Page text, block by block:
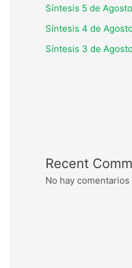
Síntesis 5 de Agosto
Síntesis 4 de
Síntesis 3 de
Recent
No hay